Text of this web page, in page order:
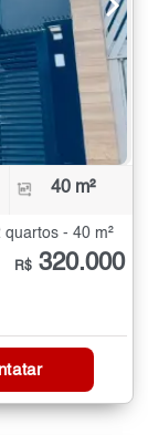
40 m²
- 40 m²
R$ 320.000